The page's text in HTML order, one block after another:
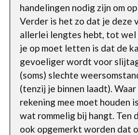
handelingen nodig zijn om
Verder is het zo dat je deze
allerlei lengtes hebt, tot wel
je op moet letten is dat de
gevoeliger wordt voor
(soms) slechte
(tenzij je binnen laadt).
rekening mee moet houden
wat rommelig bij hangt. Ten
ook opgemerkt worden dat